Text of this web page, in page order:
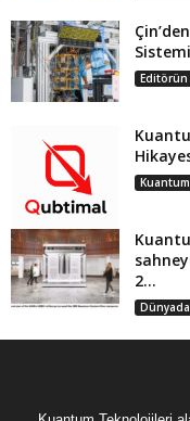
Editörün
2...